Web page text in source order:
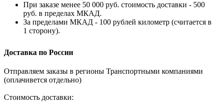
При заказе менее 50 000 руб. стоимость доставки - 500
руб. в пределах МКАД.
За пределами МКАД - 100 рублей километр (считается в
1 сторону).
Доставка по России
Отправляем заказы в регионы Транспортными компаниями
(оплачивется отдельно)
Стоимость доставки: